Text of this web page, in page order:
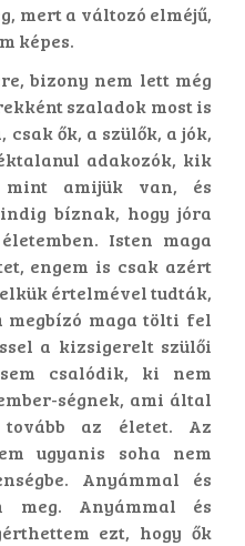
mert a változó elméjű,
képes.
bizony nem lett még
szaladok most is
ők, a szülők, a jók,
adakozók, kik
amijük van, és
bíznak, hogy jóra
Isten maga
engem is csak azért
értelmével tudták,
maga tölti fel
a kizsigerelt szülői
csalódik, ki nem
ségnek, ami által
az életet. Az
ugyanis soha nem
Anyámmal és
meg. Anyámmal és
ezt, hogy ők